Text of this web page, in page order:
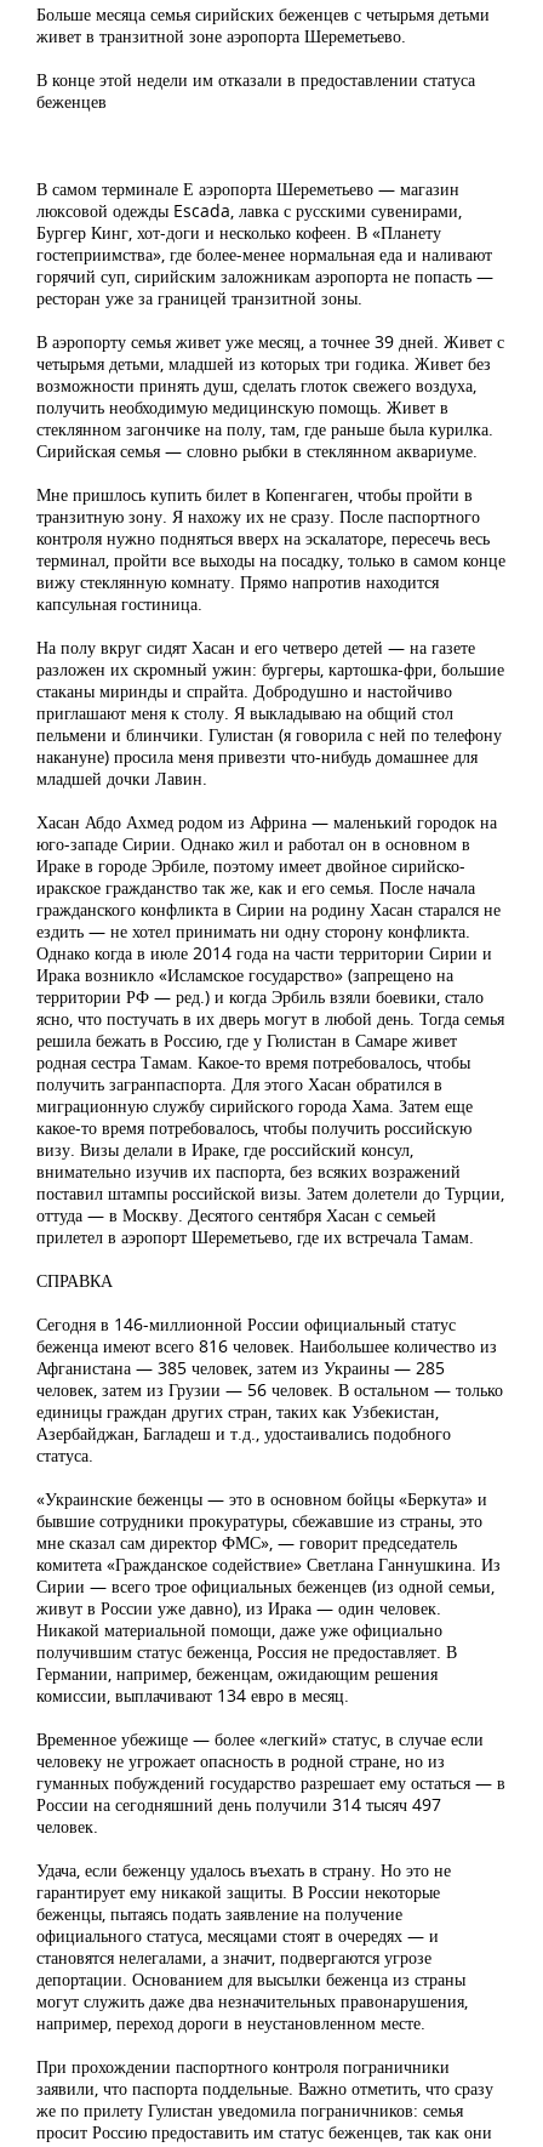
Больше месяца семья сирийских беженцев с четырьмя детьми
живет в транзитной зоне аэропорта Шереметьево.
В конце этой недели им отказали в предоставлении статуса
беженцев
В самом терминале Е аэропорта Шереметьево — магазин
люксовой одежды Escada, лавка с русскими сувенирами,
Бургер Кинг, хот-доги и несколько кофеен. В «Планету
гостеприимства», где более-менее нормальная еда и наливают
горячий суп, сирийским заложникам аэропорта не попасть —
ресторан уже за границей транзитной зоны.
В аэропорту семья живет уже месяц, а точнее 39 дней. Живет с
четырьмя детьми, младшей из которых три годика. Живет без
возможности принять душ, сделать глоток свежего воздуха,
получить необходимую медицинскую помощь. Живет в
стеклянном загончике на полу, там, где раньше была курилка.
Сирийская семья — словно рыбки в стеклянном аквариуме.
Мне пришлось купить билет в Копенгаген, чтобы пройти в
транзитную зону. Я нахожу их не сразу. После паспортного
контроля нужно подняться вверх на эскалаторе, пересечь весь
терминал, пройти все выходы на посадку, только в самом конце
вижу стеклянную комнату. Прямо напротив находится
капсульная гостиница.
На полу вкруг сидят Хасан и его четверо детей — на газете
разложен их скромный ужин: бургеры, картошка-фри, большие
стаканы миринды и спрайта. Добродушно и настойчиво
приглашают меня к столу. Я выкладываю на общий стол
пельмени и блинчики. Гулистан (я говорила с ней по телефону
накануне) просила меня привезти что-нибудь домашнее для
младшей дочки Лавин.
Хасан Абдо Ахмед родом из Африна — маленький городок на
юго-западе Сирии. Однако жил и работал он в основном в
Ираке в городе Эрбиле, поэтому имеет двойное сирийско-
иракское гражданство так же, как и его семья. После начала
гражданского конфликта в Сирии на родину Хасан старался не
ездить — не хотел принимать ни одну сторону конфликта.
Однако когда в июле 2014 года на части территории Сирии и
Ирака возникло «Исламское государство» (запрещено на
территории РФ — ред.) и когда Эрбиль взяли боевики, стало
ясно, что постучать в их дверь могут в любой день. Тогда семья
решила бежать в Россию, где у Гюлистан в Самаре живет
родная сестра Тамам. Какое-то время потребовалось, чтобы
получить загранпаспорта. Для этого Хасан обратился в
миграционную службу сирийского города Хама. Затем еще
какое-то время потребовалось, чтобы получить российскую
визу. Визы делали в Ираке, где российский консул,
внимательно изучив их паспорта, без всяких возражений
поставил штампы российской визы. Затем долетели до Турции,
оттуда — в Москву. Десятого сентября Хасан с семьей
прилетел в аэропорт Шереметьево, где их встречала Тамам.
СПРАВКА
Сегодня в 146-миллионной России официальный статус
беженца имеют всего 816 человек. Наибольшее количество из
Афганистана — 385 человек, затем из Украины — 285
человек, затем из Грузии — 56 человек. В остальном — только
единицы граждан других стран, таких как Узбекистан,
Азербайджан, Багладеш и т.д., удостаивались подобного
статуса.
«Украинские беженцы — это в основном бойцы «Беркута» и
бывшие сотрудники прокуратуры, сбежавшие из страны, это
мне сказал сам директор ФМС», — говорит председатель
комитета «Гражданское содействие» Светлана Ганнушкина. Из
Сирии — всего трое официальных беженцев (из одной семьи,
живут в России уже давно), из Ирака — один человек.
Никакой материальной помощи, даже уже официально
получившим статус беженца, Россия не предоставляет. В
Германии, например, беженцам, ожидающим решения
комиссии, выплачивают 134 евро в месяц.
Временное убежище — более «легкий» статус, в случае если
человеку не угрожает опасность в родной стране, но из
гуманных побуждений государство разрешает ему остаться — в
России на сегодняшний день получили 314 тысяч 497
человек.
Удача, если беженцу удалось въехать в страну. Но это не
гарантирует ему никакой защиты. В России некоторые
беженцы, пытаясь подать заявление на получение
официального статуса, месяцами стоят в очередях — и
становятся нелегалами, а значит, подвергаются угрозе
депортации. Основанием для высылки беженца из страны
могут служить даже два незначительных правонарушения,
например, переход дороги в неустановленном месте.
При прохождении паспортного контроля пограничники
заявили, что паспорта поддельные. Важно отметить, что сразу
же по прилету Гулистан уведомила пограничников: семья
просит Россию предоставить им статус беженцев, так как они